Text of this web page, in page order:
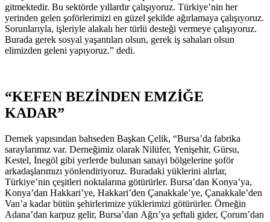
gitmektedir. Bu sektörde yıllardır çalışıyoruz. Türkiye’nin her
yerinden gelen şoförlerimizi en güzel şekilde ağırlamaya çalışıyoruz.
Sorunlarıyla, işleriyle alakalı her türlü desteği vermeye çalışıyoruz.
Burada gerek sosyal yaşantıları olsun, gerek iş sahaları olsun
elimizden geleni yapıyoruz.” dedi.
“KEFEN BEZİNDEN EMZİĞE
KADAR”
Dernek yapısından bahseden Başkan Çelik, “Bursa’da fabrika
saraylarımız var. Derneğimiz olarak Nilüfer, Yenişehir, Gürsu,
Kestel, İnegöl gibi yerlerde bulunan sanayi bölgelerine şoför
arkadaşlarımızı yönlendiriyoruz. Buradaki yüklerini alırlar,
Türkiye’nin çeşitleri noktalarına götürürler. Bursa’dan Konya’ya,
Konya’dan Hakkari’ye, Hakkari’den Çanakkale’ye, Çanakkale’den
Van’a kadar bütün şehirlerimize yüklerimizi götürürler. Örneğin
Adana’dan karpuz gelir, Bursa’dan Ağrı’ya şeftali gider, Çorum’dan